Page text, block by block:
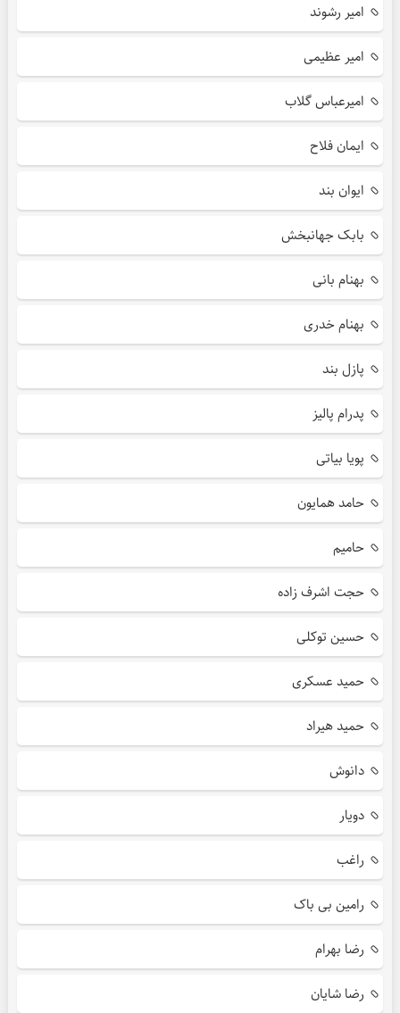
امیر رشوند
امیر عظیمی
امیرعباس گلاب
ایمان فلاح
ایوان بند
بابک جهانبخش
بهنام بانی
بهنام خدری
پازل بند
پدرام پالیز
پویا بیاتی
حامد همایون
حامیم
حجت اشرف زاده
حسین توکلی
حمید عسکری
حمید هیراد
دانوش
دویار
راغب
رامین بی باک
رضا بهرام
رضا شایان